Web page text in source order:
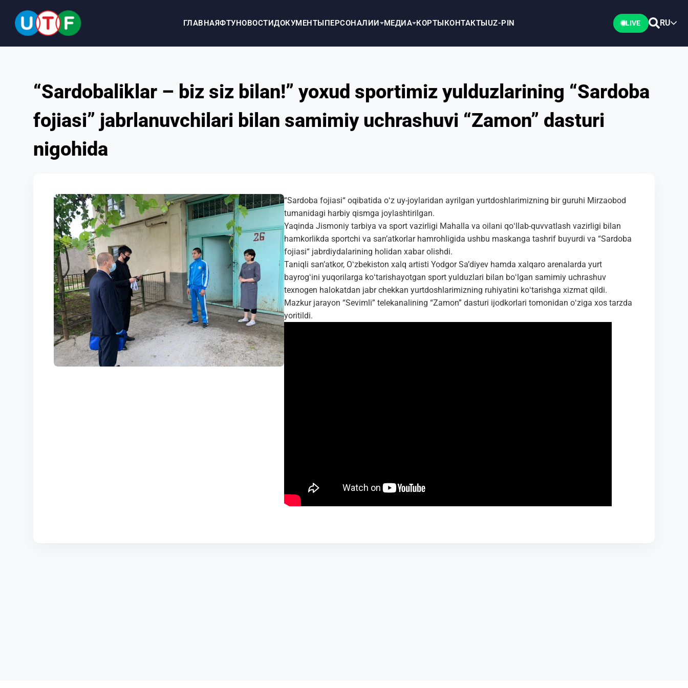
ГЛАВНАЯФТУНОВОСТИДОКУМЕНТЫПЕРСОНАЛИИ МЕДИА КОРТЫКОНТАКТЫUZ-PIN LIVE RU
ПЕРСОНАЛИИ
КОНТАКТЫ
“Sardobaliklar – biz siz bilan!” yoxud sportimiz yulduzlarining “Sardoba
fojiasi” jabrlanuvchilari bilan samimiy uchrashuvi “Zamon” dasturi
nigohida
“Sardoba fojiasi“ oqibatida oʻz uy-joylaridan ayrilgan yurtdoshlarimizning bir guruhi Mirzaobod
tumanidagi harbiy qismga joylashtirilgan.
Yaqinda Jismoniy tarbiya va sport vazirligi Mahalla va oilani qoʻllab-quvvatlash vazirligi bilan
hamkorlikda sportchi va sanʼatkorlar hamrohligida ushbu maskanga tashrif buyurdi va “Sardoba
fojiasi“ jabrdiydalarining holidan xabar olishdi.
Taniqli sanʼatkor, Oʻzbekiston xalq artisti Yodgor Saʼdiyev hamda xalqaro arenalarda yurt
bayrogʻini yuqorilarga koʻtarishayotgan sport yulduzlari bilan boʻlgan samimiy uchrashuv
texnogen halokatdan jabr chekkan yurtdoshlarimizning ruhiyatini koʻtarishga xizmat qildi.
Mazkur jarayon “Sevimli” telekanalining “Zamon” dasturi ijodkorlari tomonidan oʻziga xos tarzda
yoritildi.